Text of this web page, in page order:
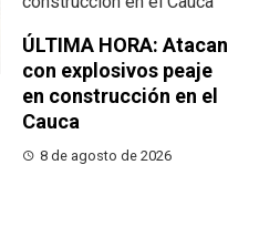
ÚLTIMA HORA: Atacan
con explosivos peaje
en construcción en el
Cauca
8 de agosto de 2026